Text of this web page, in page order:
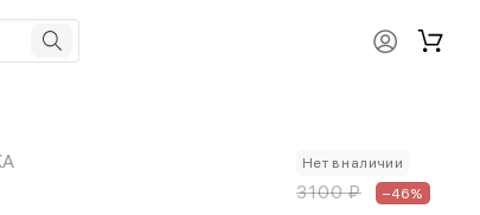
Нет в наличии
3100 ₽ –46%